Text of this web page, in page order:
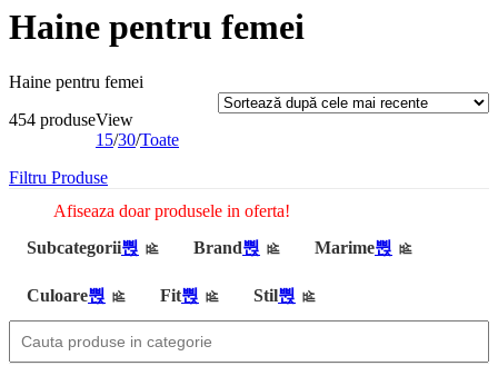
Haine pentru femei
Haine pentru femei
454 produseView
15/30/Toate
Filtru Produse
Afiseaza doar produsele in oferta!
Subcategorii
Brand Marime
Culoare Fit Stil